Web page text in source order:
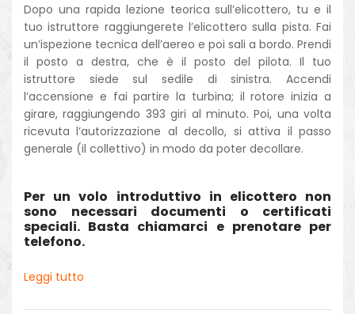
Dopo una rapida lezione teorica sull’elicottero, tu e il
tuo istruttore raggiungerete l’elicottero sulla pista. Fai
un’ispezione tecnica dell’aereo e poi sali a bordo. Prendi
il posto a destra, che è il posto del pilota. Il tuo
istruttore siede sul sedile di sinistra. Accendi
l’accensione e fai partire la turbina; il rotore inizia a
girare, raggiungendo 393 giri al minuto. Poi, una volta
ricevuta l’autorizzazione al decollo, si attiva il passo
generale (il collettivo) in modo da poter decollare.
Per un volo introduttivo in elicottero non
sono necessari documenti o certificati
speciali. Basta chiamarci e prenotare per
telefono.
Leggi tutto